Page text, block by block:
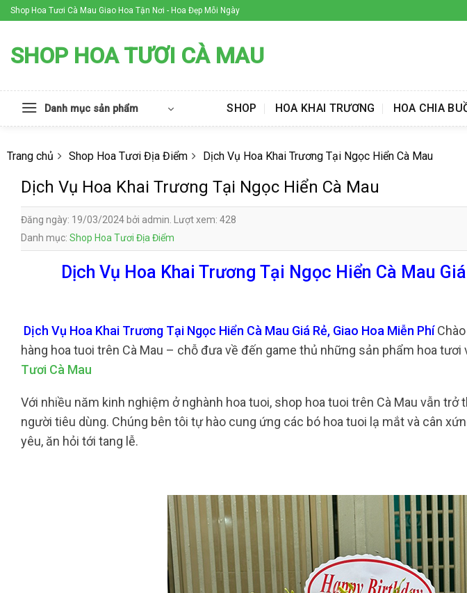
Skip
to
Shop Hoa Tươi Cà Mau Giao Hoa Tận Nơi - Hoa Đẹp Mỗi Ngày
SHOP HOA TƯƠI CÀ MAU
Danh mục sản phẩm SHOP HOA KHAI TRƯƠNG HOA CHIA
Trang chủ Shop Hoa Tươi Địa Điểm Dịch Vụ Hoa Khai Trương Tại Ngọc Hiển Cà Mau
Dịch Vụ Hoa Khai Trương Tại Ngọc Hiển Cà Mau
Đăng ngày: 19/03/2024 bởi admin. Lượt xem: 428
Danh mục: Shop Hoa Tươi Địa Điểm
Dịch Vụ Hoa Khai Trương Tại Ngọc Hiển Cà Mau
Dịch Vụ Hoa Khai Trương Tại Ngọc Hiển Cà Mau Giá Rẻ, Giao Hoa Miễn Phí
hàng hoa tuoi trên Cà Mau – chỗ đưa về đến game thủ những sản phẩm hoa tươi
Tươi Cà Mau
Với nhiều năm kinh nghiệm ở nghành hoa tuoi, shop hoa tuoi trên Cà Mau vẫn
người tiêu dùng. Chúng bên tôi tự hào cung ứng các bó hoa tuoi lạ mắt và cân
yêu, ăn hỏi tới tang lễ.